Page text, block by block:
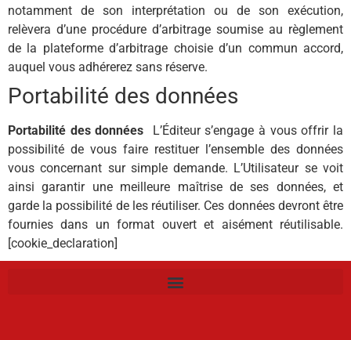
notamment de son interprétation ou de son exécution,
relèvera d’une procédure d’arbitrage soumise au règlement
de la plateforme d’arbitrage choisie d’un commun accord,
auquel vous adhérerez sans réserve.
Portabilité des données
Portabilité des données
L’Éditeur s’engage à vous offrir la
possibilité de vous faire restituer l’ensemble des données
vous concernant sur simple demande. L’Utilisateur se voit
ainsi garantir une meilleure maîtrise de ses données, et
garde la possibilité de les réutiliser. Ces données devront être
fournies dans un format ouvert et aisément réutilisable.
[cookie_declaration]